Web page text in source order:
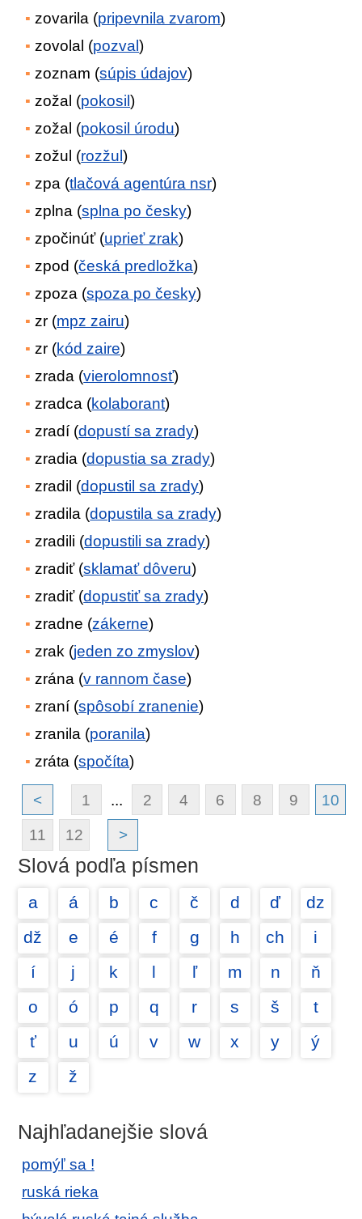
zovarila (pripevnila zvarom)
zovolal (pozval)
zoznam (súpis údajov)
zožal (pokosil)
zožal (pokosil úrodu)
zožul (rozžul)
zpa (tlačová agentúra nsr)
zplna (splna po česky)
zpočinúť (uprieť zrak)
zpod (česká predložka)
zpoza (spoza po česky)
zr (mpz zairu)
zr (kód zaire)
zrada (vierolomnosť)
zradca (kolaborant)
zradí (dopustí sa zrady)
zradia (dopustia sa zrady)
zradil (dopustil sa zrady)
zradila (dopustila sa zrady)
zradili (dopustili sa zrady)
zradiť (sklamať dôveru)
zradiť (dopustiť sa zrady)
zradne (zákerne)
zrak (jeden zo zmyslov)
zrána (v rannom čase)
zraní (spôsobí zranenie)
zranila (poranila)
zráta (spočíta)
< 1 ... 2 4 6 8 9 10
11 12 >
Slová podľa písmen
a á b c č d ď
dz
dž
e é f g h ch
i
í
j k l ľ m n
ň
o
ó p q r s š
t
ť
u ú v w x y
ý
z
ž
Najhľadanejšie slová
pomýľ sa !
ruská rieka